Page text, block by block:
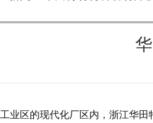
业区的现代化厂区内，浙江华